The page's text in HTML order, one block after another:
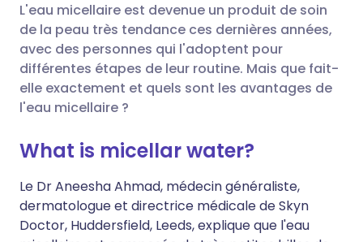
Partager par email
Partager sur Facebook
Partager via LinkedIn
Partager via X
Partager via WhatsApp
🇬🇧 English 🇩🇪 Deutsch
🇪🇸 Español 🇫🇷 Français
🇮🇹 Italiano
🇮🇳 हिन्दी
🇸🇦 عربي 🇸🇪 Svenska
L'eau micellaire est devenue un produit de soin
de la peau très tendance ces dernières années,
avec des personnes qui l'adoptent pour
différentes étapes de leur routine. Mais que fait-
elle exactement et quels sont les avantages de
l'eau micellaire ?
What is micellar water?
Le Dr Aneesha Ahmad, médecin généraliste,
dermatologue et directrice médicale de Skyn
Doctor, Huddersfield, Leeds, explique que l'eau